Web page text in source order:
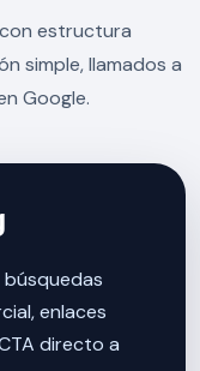
estructura
simple, llamados a
Google.
enlaces
directo a